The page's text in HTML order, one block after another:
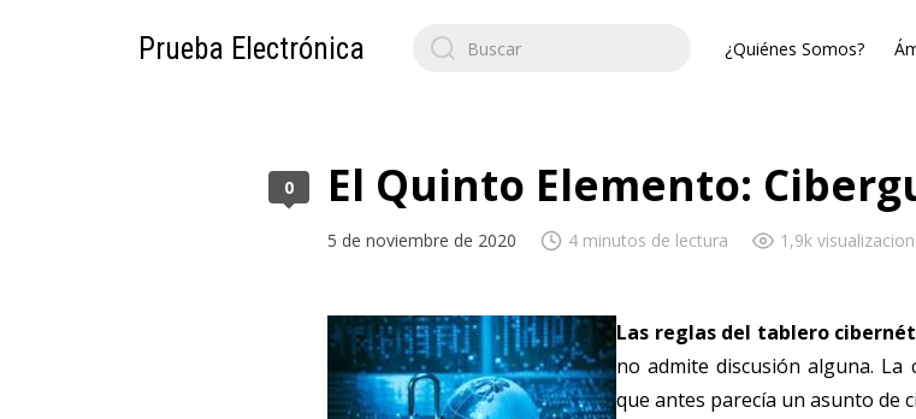
Prueba Electrónica
Search
for:
¿Quiénes Somos?
El Quinto Elemento:
5 de noviembre de 2020 4 minutos de lectura 1,9k
Las reglas del tablero
no admite discusión alguna.
que antes parecía un asunto de
0